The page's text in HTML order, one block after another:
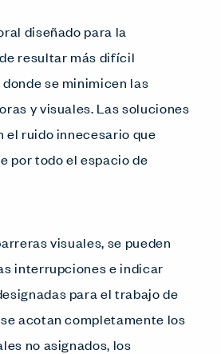
diseñado para la
resultar más difícil
se minimicen las
y visuales. Las soluciones
el ruido innecesario que
por todo el espacio de
visuales, se pueden
interrupciones e indicar
para el trabajo de
acotan completamente los
no asignados, los